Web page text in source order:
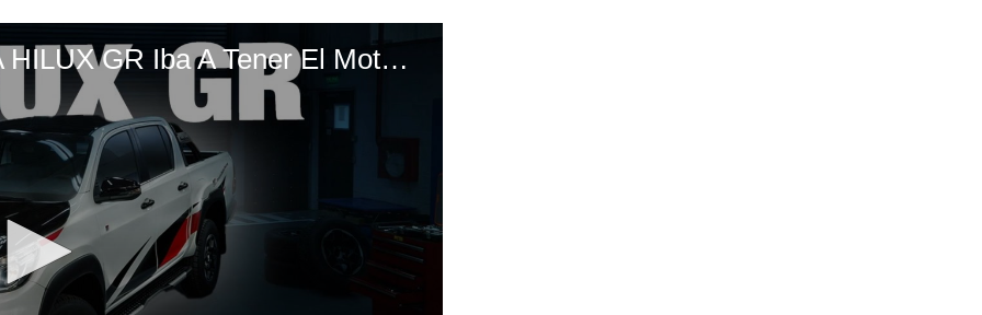
(FRAGMENTO) La TOYOTA HILUX GR Iba A Tener El Motor V6 Biturbo De La TUNDRA